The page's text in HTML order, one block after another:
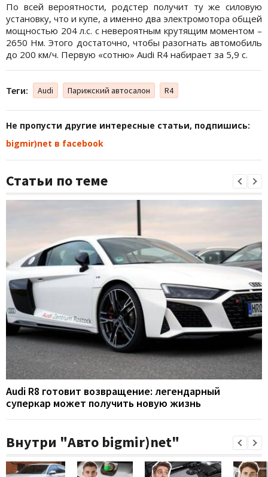
По всей вероятности, родстер получит ту же силовую
установку, что и купе, а именно два электромотора общей
мощностью 204 л.с. с невероятным крутящим моментом –
2650 Нм. Этого достаточно, чтобы разогнать автомобиль
до 200 км/ч. Первую «сотню» Audi R4 набирает за 5,9 с.
Теги: Audi Парижский автосалон R4
Не пропусти другие интересные статьи, подпишись:
bigmir)net в facebook
Статьи по теме
Audi R8 готовит возвращение: легендарный
суперкар может получить новую жизнь
Внутри "Авто bigmir)net"